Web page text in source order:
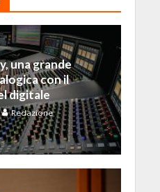
una grande
con il
digitale
Redazione